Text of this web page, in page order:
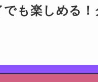
も楽しめる！